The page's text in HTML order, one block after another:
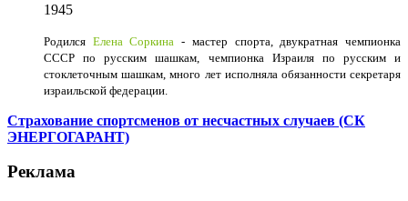
1945
Родился Елена Соркина - мастер спорта, двукратная чемпионка
СССР по русским шашкам, чемпионка Израиля по русским и
стоклеточным шашкам, много лет исполняла обязанности секретаря
израильской федерации.
Страхование спортсменов от несчастных случаев (СК
ЭНЕРГОГАРАНТ)
Реклама